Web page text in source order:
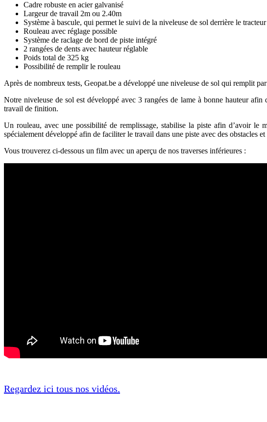
Cadre robuste en acier galvanisé
Largeur de travail 2m ou 2.40m
Système à bascule, qui permet le suivi de la niveleuse de sol derrière le tracteur
Rouleau avec réglage possible
Système de raclage de bord de piste intégré
2 rangées de dents avec hauteur réglable
Poids total de 325 kg
Possibilité de remplir le rouleau
Après de nombreux tests, Geopat.be a développé une niveleuse de sol qui remplit
Notre niveleuse de sol est développé avec 3 rangées de lame à bonne hauteur
travail de finition.
Un rouleau, avec une possibilité de remplissage, stabilise la piste afin d’avoir
spécialement développé afin de faciliter le travail dans une piste avec des obstacles
Vous trouverez ci-dessous un film avec un aperçu de nos traverses inférieures :
Regardez ici tous nos vidéos.